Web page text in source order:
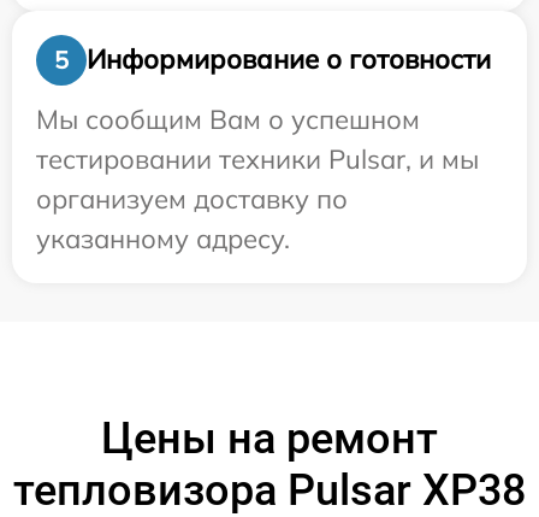
5
Информирование о готовности
Мы сообщим Вам о успешном
тестировании техники Pulsar, и мы
организуем доставку по
указанному адресу.
Цены на ремонт
тепловизора Pulsar XP38